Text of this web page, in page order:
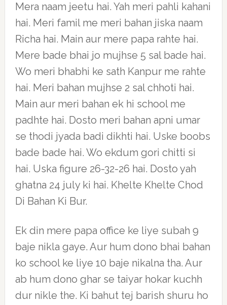
Mera naam jeetu hai. Yah meri pahli kahani
hai. Meri famil me meri bahan jiska naam
Richa hai. Main aur mere papa rahte hai.
Mere bade bhai jo mujhse 5 sal bade hai.
Wo meri bhabhi ke sath Kanpur me rahte
hai. Meri bahan mujhse 2 sal chhoti hai.
Main aur meri bahan ek hi school me
padhte hai. Dosto meri bahan apni umar
se thodi jyada badi dikhti hai. Uske boobs
bade bade hai. Wo ekdum gori chitti si
hai. Uska figure 26-32-26 hai. Dosto yah
ghatna 24 july ki hai. Khelte Khelte Chod
Di Bahan Ki Bur.
Ek din mere papa office ke liye subah 9
baje nikla gaye. Aur hum dono bhai bahan
ko school ke liye 10 baje nikalna tha. Aur
ab hum dono ghar se taiyar hokar kuchh
dur nikle the. Ki bahut tej barish shuru ho